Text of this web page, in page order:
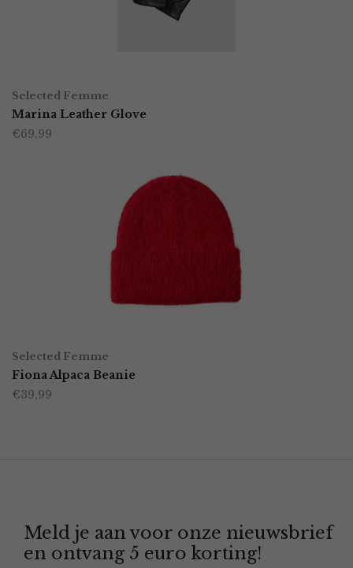
product
heeft
op
de
productpagina
Selected Femme
Marina Leather Glove
€69,99
Selected Femme
Fiona Alpaca Beanie
€39,99
Meld je aan voor onze nieuwsbrief
en ontvang 5 euro korting!